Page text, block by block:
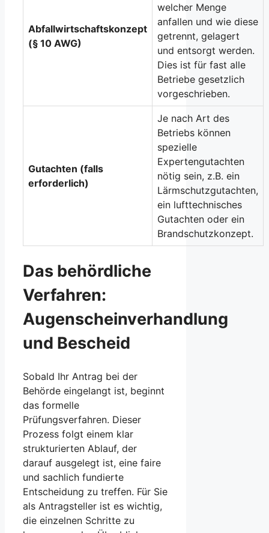
Abfallwirtschaftskonzept
(§ 10 AWG)
welcher Menge
anfallen und wie diese
getrennt, gelagert
und entsorgt werden.
Dies ist für fast alle
Betriebe gesetzlich
vorgeschrieben.
Gutachten (falls
erforderlich)
Je nach Art des
Betriebs können
spezielle
Expertengutachten
nötig sein, z.B. ein
Lärmschutzgutachten,
ein lufttechnisches
Gutachten oder ein
Brandschutzkonzept.
Das behördliche
Verfahren:
Augenscheinverhandlung
und Bescheid
Sobald Ihr Antrag bei der
Behörde eingelangt ist, beginnt
das formelle
Prüfungsverfahren. Dieser
Prozess folgt einem klar
strukturierten Ablauf, der
darauf ausgelegt ist, eine faire
und sachlich fundierte
Entscheidung zu treffen. Für Sie
als Antragsteller ist es wichtig,
die einzelnen Schritte zu